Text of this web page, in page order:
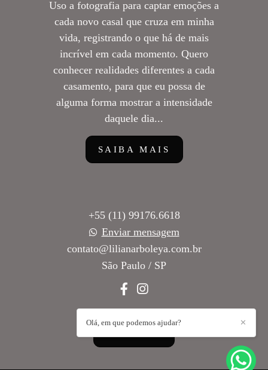
Uso a fotografia para captar emoções a
cada novo casal que cruza em minha
vida, registrando o que há de mais
incrível em cada momento. Quero
conhecer realidades diferentes a cada
casamento, para que eu possa de
alguma forma mostrar a intensidade
daquele dia...
SAIBA MAIS
+55 (11) 99176.6618
Enviar mensagem
contato@lilianarboleya.com.br
São Paulo / SP
✕
Olá, em que podemos ajudar?